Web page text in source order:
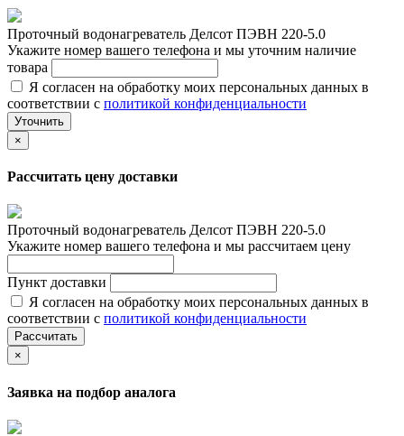
Проточный водонагреватель Делсот ПЭВН 220-5.0
Укажите номер вашего телефона и мы уточним наличие
товара
Я согласен на обработку моих персональных данных в
соответствии с политикой конфиденциальности
Уточнить
×
Рассчитать цену доставки
Проточный водонагреватель Делсот ПЭВН 220-5.0
Укажите номер вашего телефона и мы рассчитаем цену
Пункт доставки
Я согласен на обработку моих персональных данных в
соответствии с политикой конфиденциальности
Рассчитать
×
Заявка на подбор аналога